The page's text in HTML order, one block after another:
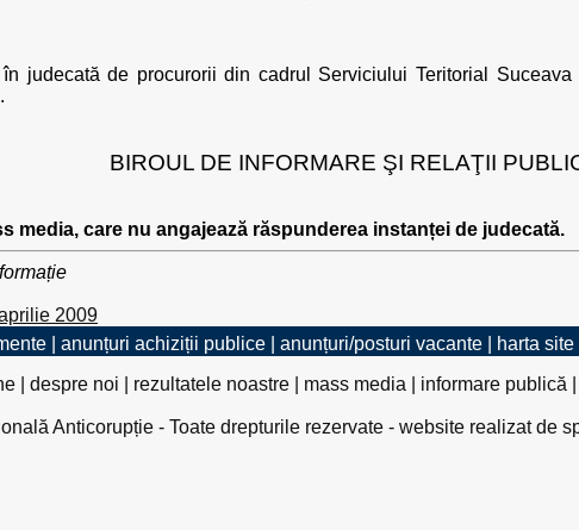
în judecată de procurorii din cadrul Serviciului Teritorial
BIROUL DE INFORMARE ŞI RELAŢII
media, care nu angajează răspunderea instanței de judecată.
2009
| anunțuri achiziții publice| anunțuri/posturi vacante| harta site|
| despre noi rezultatele noastre| mass media informare publică
Anticorupție - Toate drepturile rezervate - website realizat de